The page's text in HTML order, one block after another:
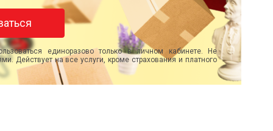
единоразово только в личном кабинете. Не
Действует на все услуги, кроме страхования и платного